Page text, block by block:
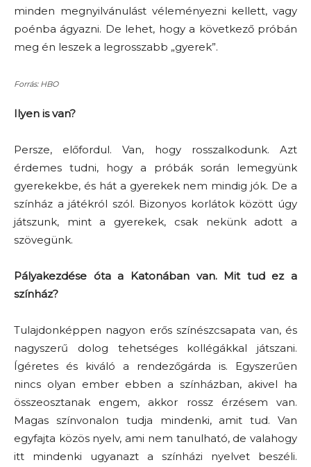
minden megnyilvánulást véleményezni kellett, vagy
poénba ágyazni. De lehet, hogy a következő próbán
meg én leszek a legrosszabb „gyerek”.
Forrás: HBO
Ilyen is van?
Persze, előfordul. Van, hogy rosszalkodunk. Azt
érdemes tudni, hogy a próbák során lemegyünk
gyerekekbe, és hát a gyerekek nem mindig jók. De a
színház a játékról szól. Bizonyos korlátok között úgy
játszunk, mint a gyerekek, csak nekünk adott a
szövegünk.
Pályakezdése óta a Katonában van. Mit tud ez a
színház?
Tulajdonképpen nagyon erős színészcsapata van, és
nagyszerű dolog tehetséges kollégákkal játszani.
Ígéretes és kiváló a rendezőgárda is. Egyszerűen
nincs olyan ember ebben a színházban, akivel ha
összeosztanak engem, akkor rossz érzésem van.
Magas színvonalon tudja mindenki, amit tud. Van
egyfajta közös nyelv, ami nem tanulható, de valahogy
itt mindenki ugyanazt a színházi nyelvet beszéli.